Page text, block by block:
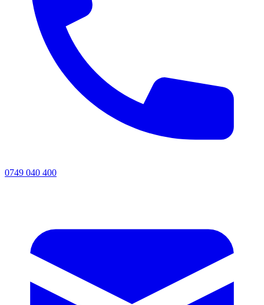
0749 040 400